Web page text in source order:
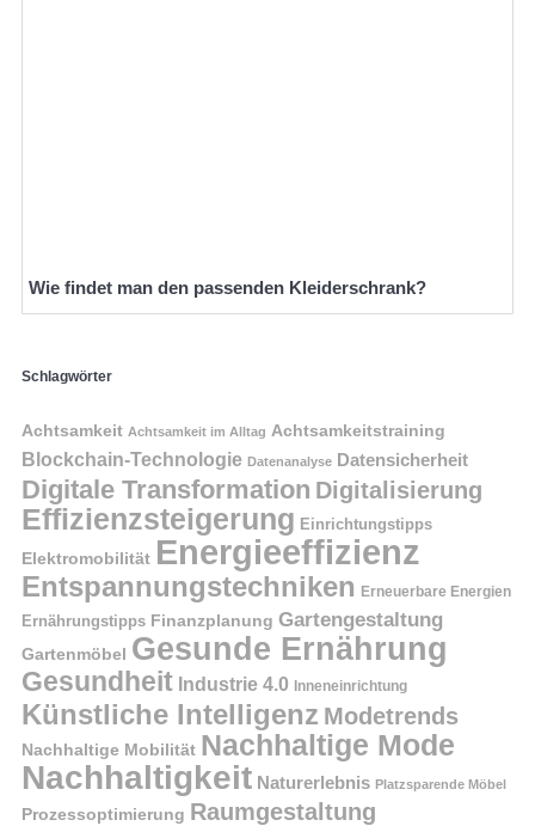
Wie findet man den passenden Kleiderschrank?
Schlagwörter
Achtsamkeit Achtsamkeit im Alltag Achtsamkeitstraining
Blockchain-Technologie Datenanalyse Datensicherheit
Digitale Transformation Digitalisierung
Effizienzsteigerung Einrichtungstipps
Elektromobilität Energieeffizienz
Entspannungstechniken Erneuerbare Energien
Ernährungstipps Finanzplanung Gartengestaltung
Gartenmöbel Gesunde Ernährung
Gesundheit Industrie 4.0 Inneneinrichtung
Künstliche Intelligenz Modetrends
Nachhaltige Mobilität Nachhaltige Mode
Nachhaltigkeit Naturerlebnis Platzsparende Möbel
Prozessoptimierung Raumgestaltung